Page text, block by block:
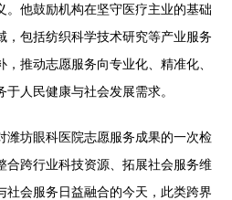
。他鼓励机构在坚守医疗主业的基础
，包括纺织科学技术研究等产业服务
推动志愿服务向专业化、精准化、
人民健康与社会发展需求。
潍坊眼科医院志愿服务成果的一次检
合跨行业科技资源、拓展社会服务维
社会服务日益融合的今天，此类跨界